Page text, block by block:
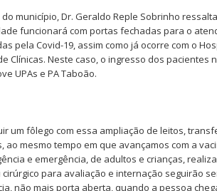
município, Dr. Geraldo Reple Sobrinho
funcionará com portas fechadas para o
pela Covid-19, assim como já ocorre com o
Clínicas. Neste caso, o ingresso dos
UPAs e PA Taboão.
um fôlego com essa ampliação de leitos,
ao mesmo tempo em que avançamos com a
e emergência, de adultos e crianças,
para avaliação e internação seguirão
não mais porta aberta, quando a pessoa